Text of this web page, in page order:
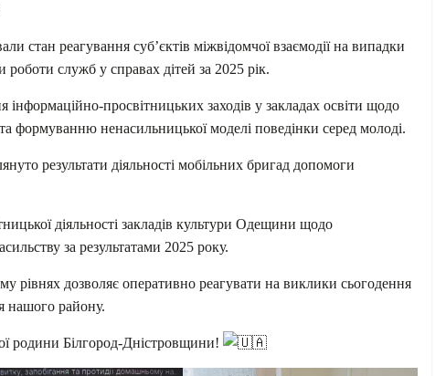
стан реагування суб’єктів міжвідомчої взаємодії на випадки
роботи служб у справах дітей за 2025 рік.
інформаційно-просвітницьких заходів у закладах освіти щодо
формуванню ненасильницької моделі поведінки серед молоді.
результати діяльності мобільних бригад допомоги
діяльності закладів культури Одещини щодо
за результатами 2025 року.
рівнях дозволяє оперативно реагувати на виклики сьогодення
нашого району.
родини Білгород-Дністровщини!